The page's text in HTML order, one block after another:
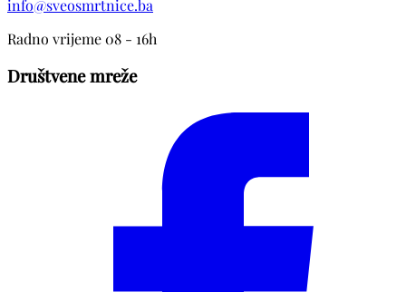
info@sveosmrtnice.ba
Radno vrijeme 08 - 16h
Društvene mreže